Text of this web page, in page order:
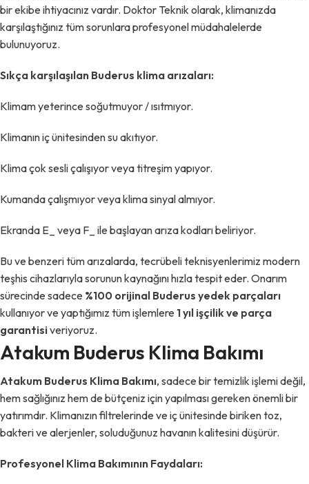
bir ekibe ihtiyacınız vardır. Doktor Teknik olarak, klimanızda
karşılaştığınız tüm sorunlara profesyonel müdahalelerde
bulunuyoruz.
Sıkça karşılaşılan Buderus klima arızaları:
Klimam yeterince soğutmuyor / ısıtmıyor.
Klimanın iç ünitesinden su akıtıyor.
Klima çok sesli çalışıyor veya titreşim yapıyor.
Kumanda çalışmıyor veya klima sinyal almıyor.
Ekranda E_ veya F_ ile başlayan arıza kodları beliriyor.
Bu ve benzeri tüm arızalarda, tecrübeli teknisyenlerimiz modern
teşhis cihazlarıyla sorunun kaynağını hızla tespit eder. Onarım
sürecinde sadece %100 orijinal Buderus yedek parçaları
kullanıyor ve yaptığımız tüm işlemlere 1 yıl işçilik ve parça
garantisiveriyoruz.
Atakum Buderus Klima Bakımı
Atakum Buderus Klima Bakımı, sadece bir temizlik işlemi değil,
hem sağlığınız hem de bütçeniz için yapılması gereken önemli bir
yatırımdır. Klimanızın filtrelerinde ve iç ünitesinde biriken toz,
bakteri ve alerjenler, soluduğunuz havanın kalitesini düşürür.
Profesyonel Klima Bakımının Faydaları: